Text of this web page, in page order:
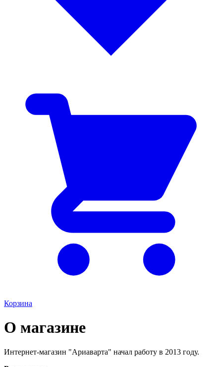
Корзина
О магазине
Интернет-магазин "Ариаварта" начал работу в 2013 году.